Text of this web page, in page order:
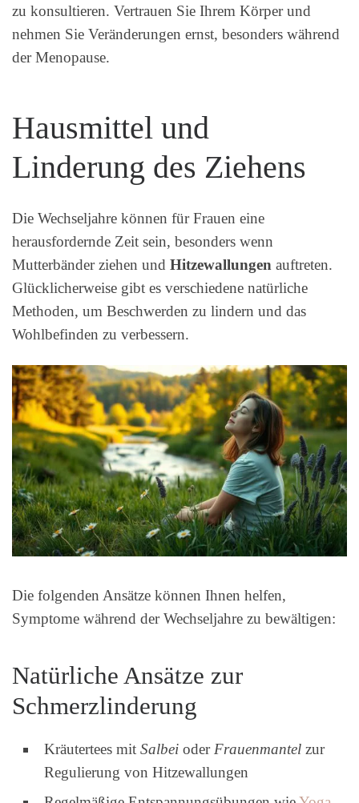
zu konsultieren. Vertrauen Sie Ihrem Körper und
nehmen Sie Veränderungen ernst, besonders während
der Menopause.
Hausmittel und
Linderung des Ziehens
Die Wechseljahre können für Frauen eine
herausfordernde Zeit sein, besonders wenn
Mutterbänder ziehen und Hitzewallungen auftreten.
Glücklicherweise gibt es verschiedene natürliche
Methoden, um Beschwerden zu lindern und das
Wohlbefinden zu verbessern.
Die folgenden Ansätze können Ihnen helfen,
Symptome während der Wechseljahre zu bewältigen:
Natürliche Ansätze zur
Schmerzlinderung
Kräutertees mit Salbei oder Frauenmantel zur
Regulierung von Hitzewallungen